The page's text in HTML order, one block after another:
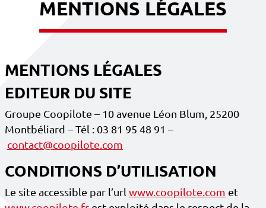
MENTIONS LÉGALES
MENTIONS LÉGALES
EDITEUR DU SITE
Groupe Coopilote – 10 avenue Léon Blum, 25200
Montbéliard – Tél : 03 81 95 48 91 –
contact@coopilote.com
CONDITIONS D’UTILISATION
Le site accessible par l’url www.coopilote.com et